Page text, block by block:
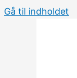
Gå til indholdet